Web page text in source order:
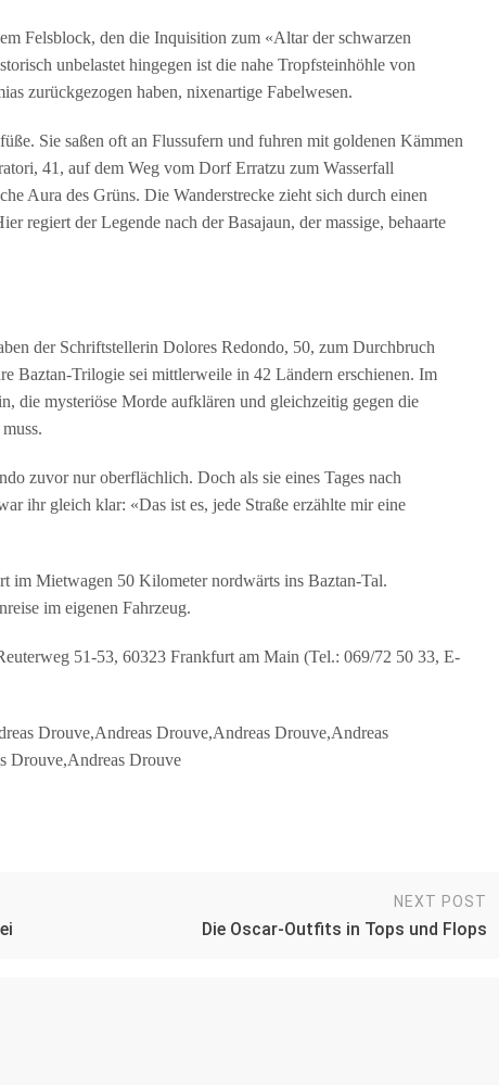
Felsblock, den die Inquisition zum «Altar der schwarzen
unbelastet hingegen ist die nahe Tropfsteinhöhle von
zurückgezogen haben, nixenartige Fabelwesen.
Sie saßen oft an Flussufern und fuhren mit goldenen Kämmen
41, auf dem Weg vom Dorf Erratzu zum Wasserfall
Aura des Grüns. Die Wanderstrecke zieht sich durch einen
regiert der Legende nach der Basajaun, der massige, behaarte
der Schriftstellerin Dolores Redondo, 50, zum Durchbruch
Baztan-Trilogie sei mittlerweile in 42 Ländern erschienen. Im
die mysteriöse Morde aufklären und gleichzeitig gegen die
zuvor nur oberflächlich. Doch als sie eines Tages nach
ihr gleich klar: «Das ist es, jede Straße erzählte mir eine
im Mietwagen 50 Kilometer nordwärts ins Baztan-Tal.
im eigenen Fahrzeug.
51-53, 60323 Frankfurt am Main (Tel.: 069/72 50 33, E-
Drouve,Andreas Drouve,Andreas Drouve,Andreas
Drouve,Andreas Drouve
NEXT POST
Die Oscar-Outfits in Tops und Flops